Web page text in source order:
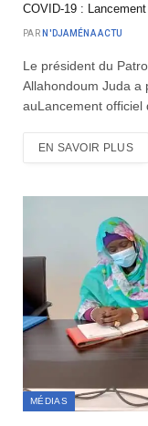
COVID-19 :
PAR N'DJAMÉNA ACTU
Le président du
Allahondoum Juda a
auLancement officiel
EN SAVOIR PLUS
MÉDIAS